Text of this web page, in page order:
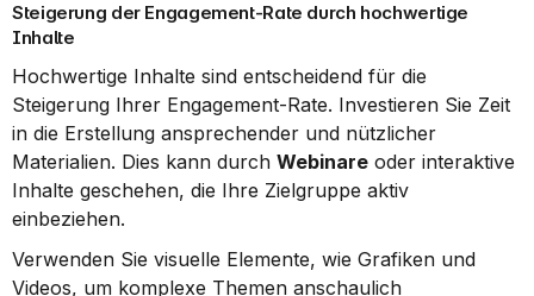
Steigerung der Engagement-Rate durch hochwertige
Inhalte
Hochwertige Inhalte sind entscheidend für die
Steigerung Ihrer Engagement-Rate. Investieren Sie Zeit
in die Erstellung ansprechender und nützlicher
Materialien. Dies kann durch Webinare oder interaktive
Inhalte geschehen, die Ihre Zielgruppe aktiv
einbeziehen.
Verwenden Sie visuelle Elemente, wie Grafiken und
Videos, um komplexe Themen anschaulich